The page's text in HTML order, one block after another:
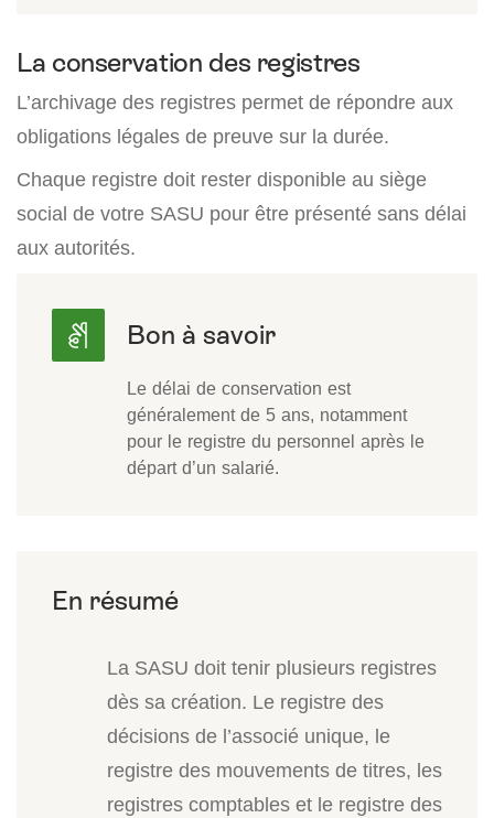
La conservation des registres
L’archivage des registres permet de répondre aux
obligations légales de preuve sur la durée.
Chaque registre doit rester disponible au siège
social de votre SASU pour être présenté sans délai
aux autorités.
Le délai de conservation est
généralement de 5 ans, notamment
pour le registre du personnel après le
départ d’un salarié.
La SASU doit tenir plusieurs registres
dès sa création. Le registre des
décisions de l’associé unique, le
registre des mouvements de titres, les
registres comptables et le registre des